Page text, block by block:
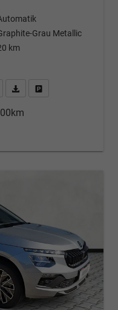
Grau Metallic
km
Kontakt & Angebot anfordern
PDF-Datei, Fahrzeugexposé